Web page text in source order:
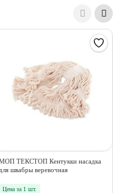
ТЕКСТОП Кентукки насадка
для швабры веревочная
Цена за 1 шт.